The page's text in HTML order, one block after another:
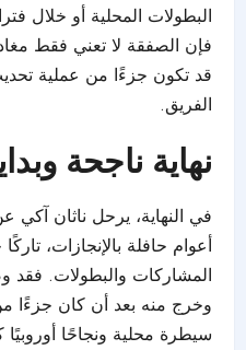
البطولات المحلية أو خلال
فإن الصفقة لا تعني فقط
قد تكون جزءًا من عملية
الفريق.
نهاية ناجحة
في النهاية، يرحل ناثان
أعوام حافلة بالإنجازات،
وخرج منه بعد أن كان جزءًا
سيطرة محلية ونجاحًا أوروبيًا